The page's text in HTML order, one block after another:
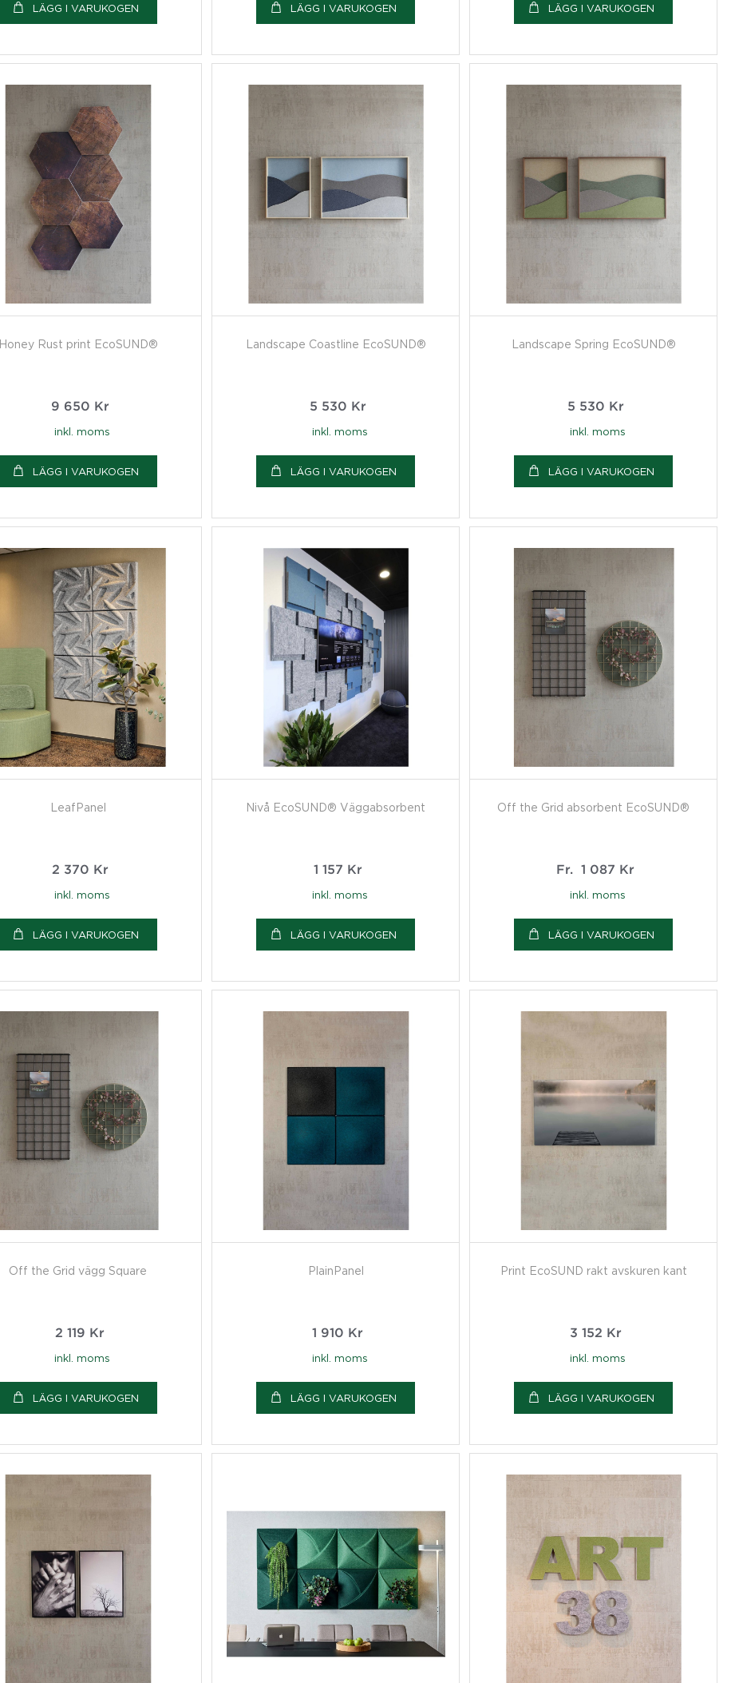
LÄGG I VARUKOGEN LÄGG I VARUKOGEN LÄGG I VARUKOGEN
Honey Rust print EcoSUND®
9 650 Kr
inkl. moms
LÄGG I VARUKOGEN
Landscape Coastline EcoSUND®
5 530 Kr
inkl. moms
LÄGG I VARUKOGEN
Landscape Spring EcoSUND®
5 530 Kr
inkl. moms
LÄGG I VARUKOGEN
LeafPanel
2 370 Kr
inkl. moms
LÄGG I VARUKOGEN
Nivå EcoSUND® Väggabsorbent
1 157 Kr
inkl. moms
LÄGG I VARUKOGEN
Off the Grid absorbent EcoSUND®
Fr. 1 087 Kr
inkl. moms
LÄGG I VARUKOGEN
Off the Grid vägg Square
2 119 Kr
inkl. moms
LÄGG I VARUKOGEN
PlainPanel
1 910 Kr
inkl. moms
LÄGG I VARUKOGEN
Print EcoSUND rakt avskuren kant
3 152 Kr
inkl. moms
LÄGG I VARUKOGEN